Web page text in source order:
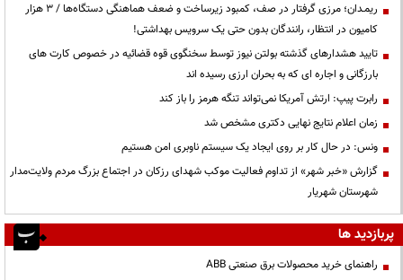
ریمـدان؛ مرزی گرفتار در صف، کمبود زیرساخت و ضعف هماهنگی دستگاه‌ها / ۳ هزار
کامیون در انتظار، رانندگان بدون حتی یک سرویس بهداشتی!
تایید هشدارهای گذشته بولتن نیوز توسط سخنگوی قوه قضائیه در خصوص کارت های
بارزگانی و اجاره ای که به بحران ارزی رسیده اند
رابرت پیپ: ارتش آمریکا نمی‌تواند تنگه هرمز را باز کند
زمان اعلام نتایج نهایی دکتری مشخص شد
ونس: در حال کار بر روی ایجاد یک سیستم ناوبری امن هستیم
گزارش «خبر شهر» از تداوم فعالیت موکب شهدای رزکان در اجتماع بزرگ مردم ولایت‌مدار
شهرستان شهریار
پربازدید ها
راهنمای خرید محصولات برق صنعتی ABB